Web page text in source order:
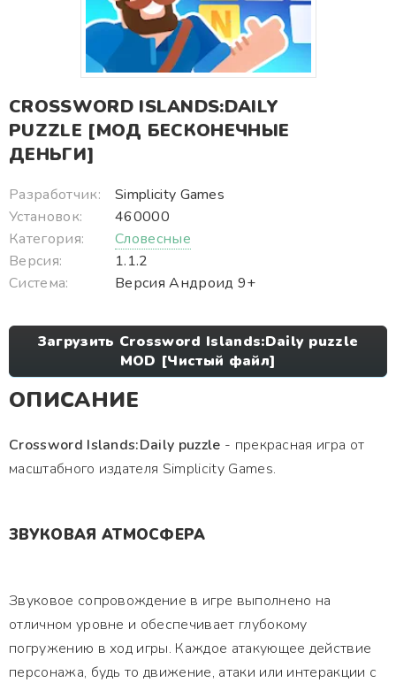
CROSSWORD ISLANDS:DAILY
PUZZLE [МОД БЕСКОНЕЧНЫЕ
ДЕНЬГИ]
Разработчик:
Simplicity Games
Установок:
460000
Категория:
Словесные
Версия:
1.1.2
Система:
Версия Андроид 9+
Загрузить Crossword Islands:Daily puzzle
MOD [Чистый файл]
ОПИСАНИЕ
Crossword Islands:Daily puzzle - прекрасная игра от
масштабного издателя Simplicity Games.
ЗВУКОВАЯ АТМОСФЕРА
Звуковое сопровождение в игре выполнено на
отличном уровне и обеспечивает глубокому
погружению в ход игры. Каждое атакующее действие
персонажа, будь то движение, атаки или интеракции с